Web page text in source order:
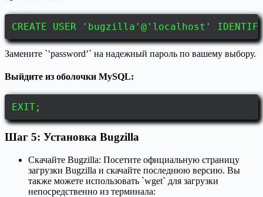
CREATE USER 'bugzilla'@'localhost'
Замените `’password’` на надежный пароль по вашему выбору.
Выйдите из оболочки MySQL:
EXIT;
Шаг 5: Установка Bugzilla
Скачайте Bugzilla: Посетите официальную страницу
загрузки Bugzilla и скачайте последнюю версию. Вы
также можете использовать `wget` для загрузки
непосредственно из терминала: